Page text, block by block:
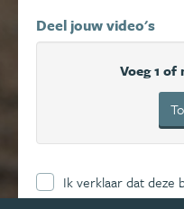
Deel jouw video's
Voeg 1 of
Ik verklaar dat deze
mijn eigen ervaring